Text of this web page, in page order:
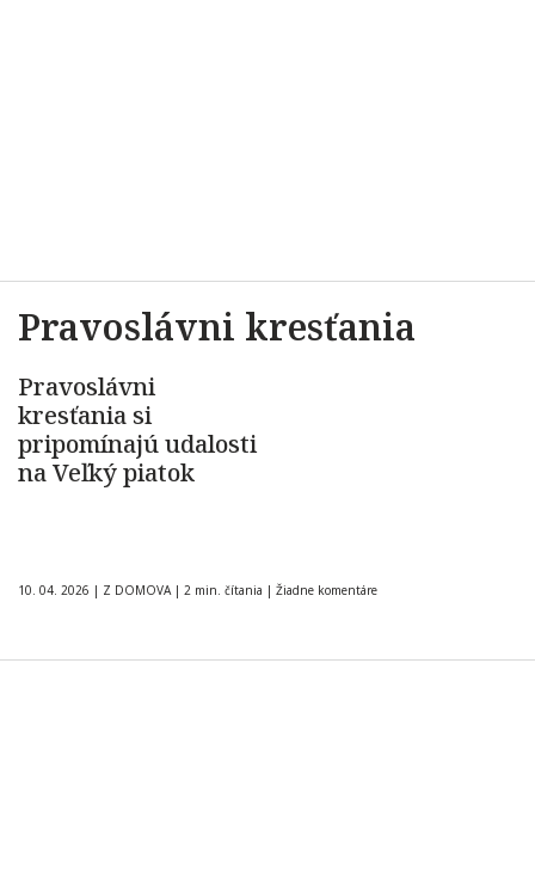
Pravoslávni kresťania
Pravoslávni
kresťania si
pripomínajú udalosti
na Veľký piatok
10. 04. 2026 | Z DOMOVA | 2 min. čítania | Žiadne komentáre